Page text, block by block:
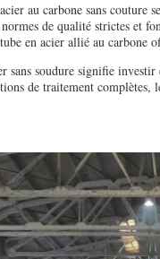
au carbone sans
de qualité strictes et
en acier allié au carbone
sans soudure signifie
de traitement